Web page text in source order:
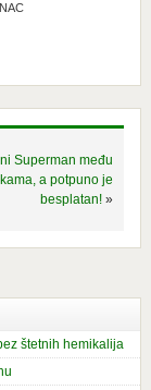
Superman među
a potpuno je
besplatan! »
štetnih hemikalija